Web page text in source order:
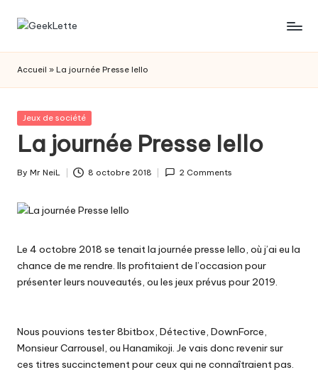
Skip
G
e
e
k
L
e
t
t
e
les
de
société
Accueil » La journée Presse Iello
Posted
Jeux de société
La journée Presse Iello
Posted
By Mr NeiL 8 octobre 2018 2 Comments
Le 4 octobre 2018 se tenait la journée presse Iello, où j’ai eu la
chance de me rendre. Ils profitaient de l’occasion pour
présenter leurs nouveautés, ou les jeux prévus pour 2019.
Nous pouvions tester8bitbox, Détective, DownForce,
Monsieur Carrousel, ou Hanamikoji. Je vais donc revenir sur
ces titres succinctement pour ceux qui ne connaîtraient pas.